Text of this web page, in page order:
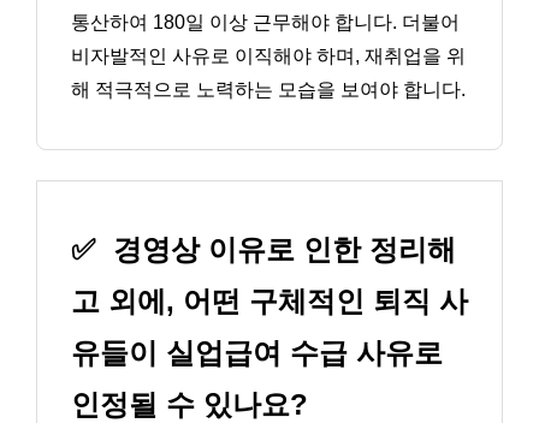
통산하여 180일 이상 근무해야 합니다. 더불어
비자발적인 사유로 이직해야 하며, 재취업을 위
해 적극적으로 노력하는 모습을 보여야 합니다.
✅ 경영상 이유로 인한 정리해
고 외에, 어떤 구체적인 퇴직 사
유들이 실업급여 수급 사유로
인정될 수 있나요?